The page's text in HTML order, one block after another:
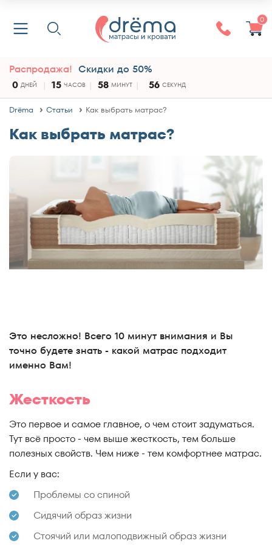
0
Распродажа! Скидки до 50%
0 ДНЕЙ 15 ЧАСОВ 58 МИНУТ 55 СЕКУНД
Drёma Статьи Как выбрать матрас?
Как выбрать матрас?
Это несложно! Всего 10 минут внимания и Вы
точно будете знать - какой матрас подходит
именно Вам!
Жесткость
Это первое и самое главное, о чем стоит задуматься.
Тут всё просто - чем выше жесткость, тем больше
полезных свойств. Чем ниже - тем комфортнее матрас.
Если у вас:
Проблемы со спиной
Сидячий образ жизни
Стоячий или малоподвижный образ жизни